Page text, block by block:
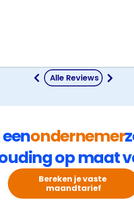
Alle Reviews
ondernemer
op maat
Bereken je vaste
maandtarief